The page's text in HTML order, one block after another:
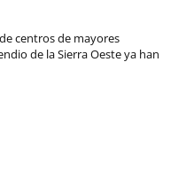
centros de mayores
de la Sierra Oeste ya han